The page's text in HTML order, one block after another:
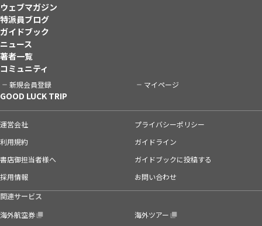
ウェブマガジン
特派員ブログ
ガイドブック
ニュース
著者一覧
コミュニティ
新規会員登録 マイページ
GOOD LUCK TRIP
運営会社
プライバシーポリシー
利用規約
ガイドライン
書店御担当者様へ
ガイドブックに投稿する
採用情報
お問い合わせ
関連サービス
海外航空券
海外ツアー